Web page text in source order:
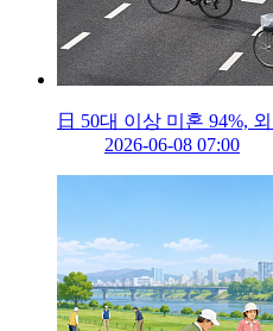
日 50대 이상 미혼 94%,
2026-06-08 07:00